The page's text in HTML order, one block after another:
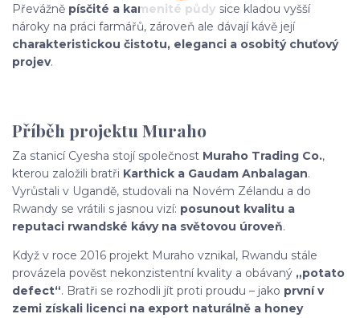
Převážně písčité a kamenité půdy sice kladou vyšší
nároky na práci farmářů, zároveň ale dávají kávě její
charakteristickou čistotu, eleganci a osobitý chuťový
projev.
Příběh projektu Muraho
Za stanicí Cyesha stojí společnost Muraho Trading Co.,
kterou založili bratři Karthick a Gaudam Anbalagan.
Vyrůstali v Ugandě, studovali na Novém Zélandu a do
Rwandy se vrátili s jasnou vizí: posunout kvalitu a
reputaci rwandské kávy na světovou úroveň.
Když v roce 2016 projekt Muraho vznikal, Rwandu stále
provázela pověst nekonzistentní kvality a obávaný „potato
defect“. Bratři se rozhodli jít proti proudu – jako první v
zemi získali licenci na export naturálně a honey